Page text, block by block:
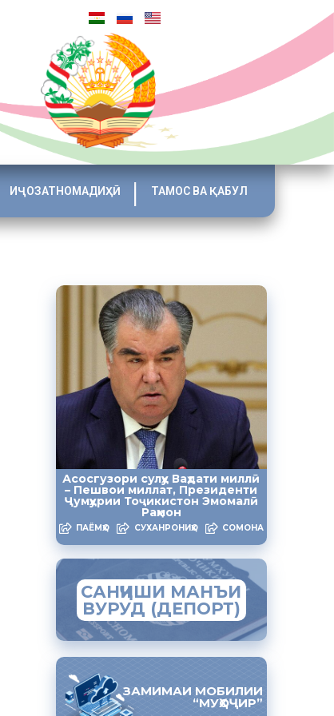
ИҶОЗАТНОМАДИҲӢ ТАМОС ВА ҚАБУЛ
Асосгузори сулҳу Ваҳдати миллӣ
– Пешвои миллат, Президенти
Ҷумҳурии Тоҷикистон Эмомалӣ
Раҳмон
ПАЁМҲО СУХАНРОНИҲО СОМОНА
САНҶИШИ МАНЪИ
ВУРУД (ДЕПОРТ)
ЗАМИМАИ МОБИЛИИ
“МУҲОҶИР”